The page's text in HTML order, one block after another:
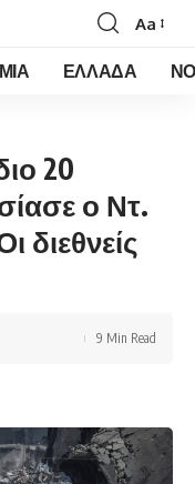
Font
Resizer
Aa
ΕΛΛΑΔΑ
20
ο Ντ.
διεθνείς
9 Min Read